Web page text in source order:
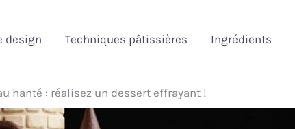
design Techniques pâtissières Ingrédients
hanté : réalisez un dessert effrayant !